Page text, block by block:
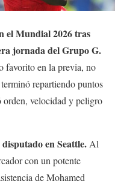
el Mundial 2026 tras
jornada del Grupo G.
favorito en la previa, no
repartiendo puntos
orden, velocidad y peligro
en Seattle. Al
con un potente
de Mohamed